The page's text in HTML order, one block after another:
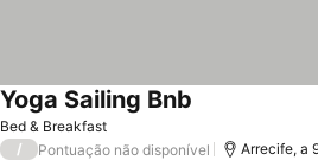
Bed & Breakfast
Yoga Sailing Bnb
/ Pontuação não disponível Arrecife, a